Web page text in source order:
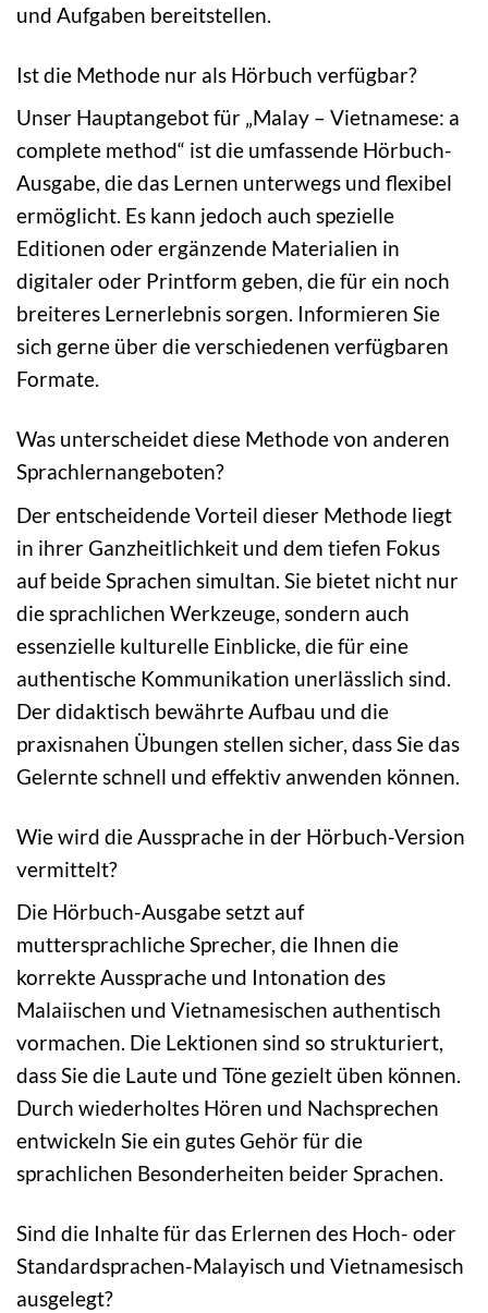
und Aufgaben bereitstellen.
Ist die Methode nur als Hörbuch verfügbar?
Unser Hauptangebot für „Malay – Vietnamese: a
complete method“ ist die umfassende Hörbuch-
Ausgabe, die das Lernen unterwegs und flexibel
ermöglicht. Es kann jedoch auch spezielle
Editionen oder ergänzende Materialien in
digitaler oder Printform geben, die für ein noch
breiteres Lernerlebnis sorgen. Informieren Sie
sich gerne über die verschiedenen verfügbaren
Formate.
Was unterscheidet diese Methode von anderen
Sprachlernangeboten?
Der entscheidende Vorteil dieser Methode liegt
in ihrer Ganzheitlichkeit und dem tiefen Fokus
auf beide Sprachen simultan. Sie bietet nicht nur
die sprachlichen Werkzeuge, sondern auch
essenzielle kulturelle Einblicke, die für eine
authentische Kommunikation unerlässlich sind.
Der didaktisch bewährte Aufbau und die
praxisnahen Übungen stellen sicher, dass Sie das
Gelernte schnell und effektiv anwenden können.
Wie wird die Aussprache in der Hörbuch-Version
vermittelt?
Die Hörbuch-Ausgabe setzt auf
muttersprachliche Sprecher, die Ihnen die
korrekte Aussprache und Intonation des
Malaiischen und Vietnamesischen authentisch
vormachen. Die Lektionen sind so strukturiert,
dass Sie die Laute und Töne gezielt üben können.
Durch wiederholtes Hören und Nachsprechen
entwickeln Sie ein gutes Gehör für die
sprachlichen Besonderheiten beider Sprachen.
Sind die Inhalte für das Erlernen des Hoch- oder
Standardsprachen-Malayisch und Vietnamesisch
ausgelegt?